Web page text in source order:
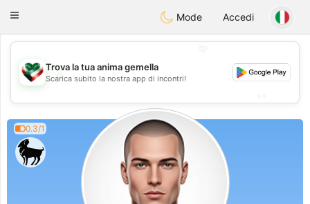
KuwaitChat
Toggle
Mode Accedi
💖
💕
Trova la tua anima gemella
Scarica subito la nostra app di incontri!
0.3/1